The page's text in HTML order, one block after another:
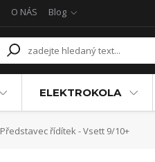
O NÁS Blog
ELEKTROKOLA
Představec řídítek - Vsett 9/10+